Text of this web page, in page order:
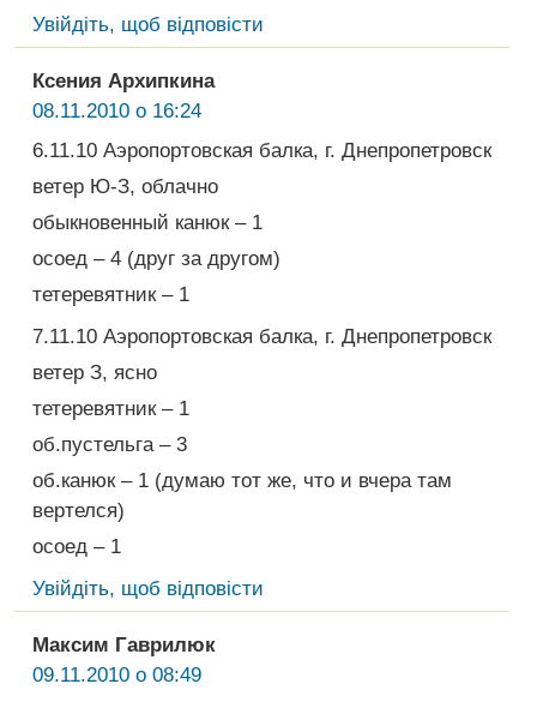
Увійдіть, щоб відповісти
Ксения Архипкина
08.11.2010 о 16:24
6.11.10 Аэропортовская балка, г. Днепропетровск
ветер Ю-З, облачно
обыкновенный канюк – 1
осоед – 4 (друг за другом)
тетеревятник – 1
7.11.10 Аэропортовская балка, г. Днепропетровск
ветер З, ясно
тетеревятник – 1
об.пустельга – 3
об.канюк – 1 (думаю тот же, что и вчера там
вертелся)
осоед – 1
Увійдіть, щоб відповісти
Максим Гаврилюк
09.11.2010 о 08:49